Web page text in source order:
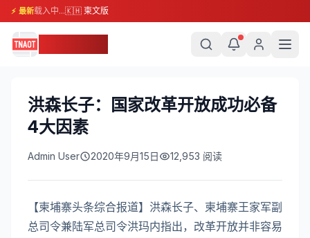
⚡ 最新载入中...🇰🇭 柬文版
洪森长子：国家改革开放成功必备
4大因素
Admin User 2020年9月15日 12,953 阅读
【柬埔寨头条综合报道】洪森长子、柬埔寨王家军副
总司令兼陆军总司令洪玛内指出，改革开放并非容易